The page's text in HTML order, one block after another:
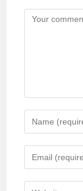
Comment
your
name
your
email